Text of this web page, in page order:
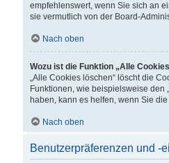
empfehlenswert, wenn Sie sich an
sie vermutlich von der Board-
Nach oben
Wozu ist die Funktion „Alle
„Alle Cookies löschen“ löscht die
Funktionen, wie beispielsweise den
haben, kann es helfen, wenn Sie
Nach oben
Benutzerpräferenzen und -